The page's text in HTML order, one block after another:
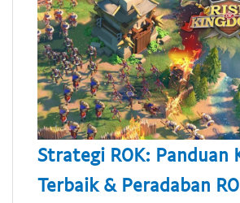
Strategi ROK: Panduan
Terbaik & Peradaban